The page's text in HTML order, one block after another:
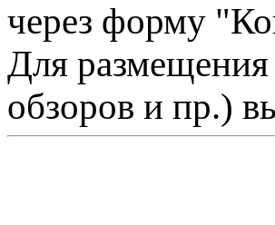
через форму
Для размещения
обзоров и пр.)